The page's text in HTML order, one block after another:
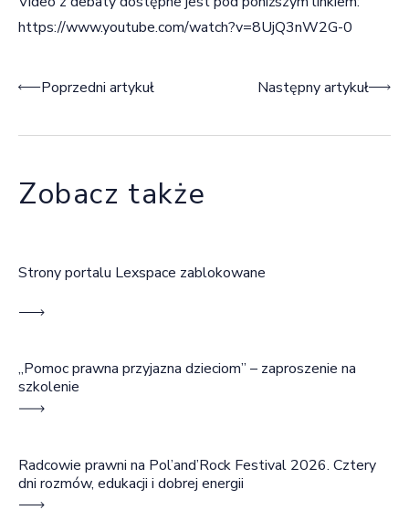
https://www.youtube.com/watch?v=8UjQ3nW2G-0
Nawigacja wpisu
Poprzedni artykuł Następny artykuł
Zobacz także
Strony portalu Lexspace zablokowane
„Pomoc prawna przyjazna dzieciom” – zaproszenie na
szkolenie
Radcowie prawni na Pol’and’Rock Festival 2026. Cztery
dni rozmów, edukacji i dobrej energii